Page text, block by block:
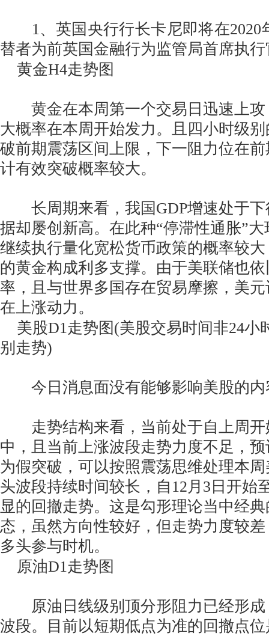
1、英国央行行长卡尼即将在2020
替者为前英国金融行为监管局首席执
黄金H4走势图
黄金在本周第一个交易日迅速上攻
大概率在本周开始发力。且四小时级
破前期震荡区间上限，下一阻力位在前
计有效突破概率较大。
长周期来看，我国GDP增速处于下
据却屡创新高。在此种“停滞性通胀”
继续执行量化宽松货币政策的概率较
的黄金构成利多支撑。由于美联储也
率，且与世界多国存在贸易摩擦，美
在上涨动力。
美股D1走势图(美股交易时间非24小
别走势)
今日消息面没有能够影响美股的内
走势结构来看，当前处于自上周开
中，且当前上涨波段走势力度不足，
为假突破，可以按照震荡思维处理本
头波段持续时间较长，自12月3日开始
显的回撤走势。这是勾形理论当中经
态，虽然方向性较好，但走势力度较
多头参与时机。
原油D1走势图
原油日线级别顶分形阻力已经形成
波段。目前以短期低点为准的回撤点位